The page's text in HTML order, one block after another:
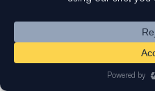
selezione solo degli ultimi
/**
* Only allow for a
*
* @link https://